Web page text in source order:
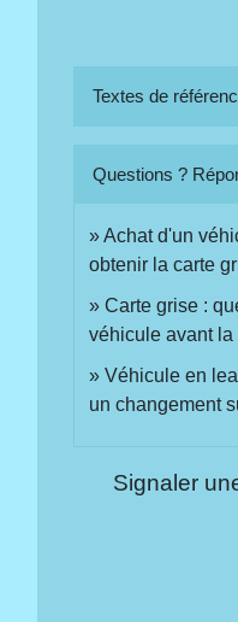
Textes de
Questions ?
Achat d'un
obtenir la carte
Carte grise :
véhicule avant
Véhicule en
un changement
Signaler